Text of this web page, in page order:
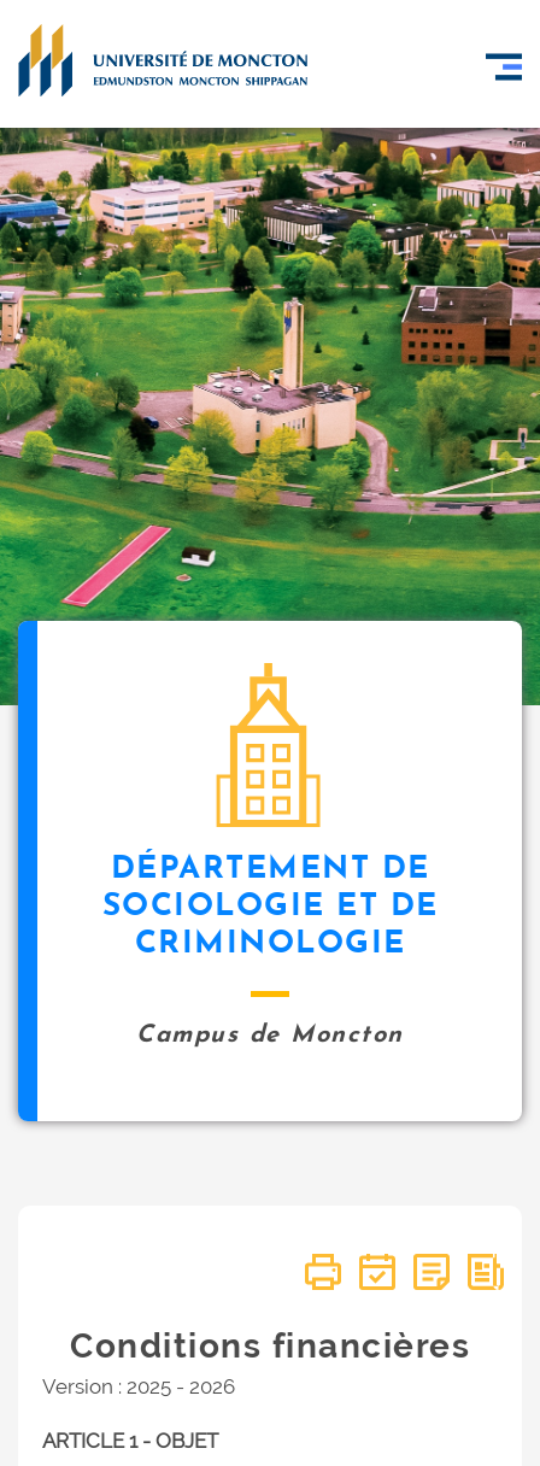
DÉPARTEMENT DE
SOCIOLOGIE ET DE
CRIMINOLOGIE
Campus de Moncton
Conditions financières
Version : 2025 - 2026
ARTICLE 1 - OBJET